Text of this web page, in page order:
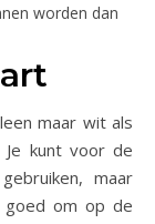
worden dan
maar wit als
kunt voor de
maar
goed om op de